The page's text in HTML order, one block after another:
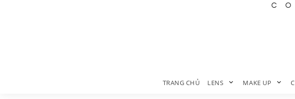
TRANG CHỦ LENS MAKE UP